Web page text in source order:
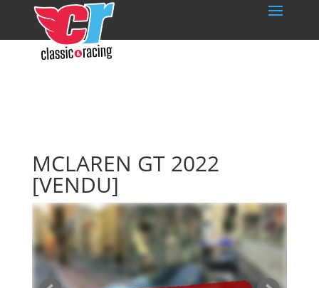
MCLAREN GT 2022
[VENDU]